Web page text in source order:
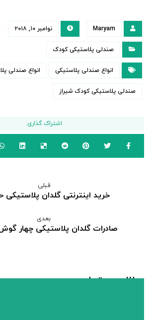
Maryam نوامبر ۱۰, ۲۰۱۸
صندلی پلاستیکی کودک
انواع صندلی پلاستیکی انواع صندلی
صندلی پلاستیکی کودک شیراز
قبلی
خرید اینترنتی گلدان
بعدی
صادرات گلدان پلاستیکی چهار گوش
مطالب مرتبط ...